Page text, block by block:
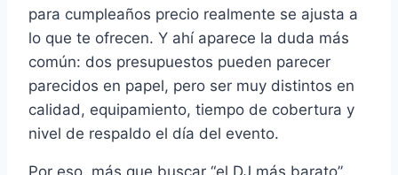
para cumpleaños precio realmente se ajusta a
lo que te ofrecen. Y ahí aparece la duda más
común: dos presupuestos pueden parecer
parecidos en papel, pero ser muy distintos en
calidad, equipamiento, tiempo de cobertura y
nivel de respaldo el día del evento.
Por eso, más que buscar “el DJ más barato”,